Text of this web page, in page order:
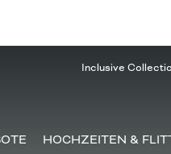
Inclusive
HOCHZEITEN &